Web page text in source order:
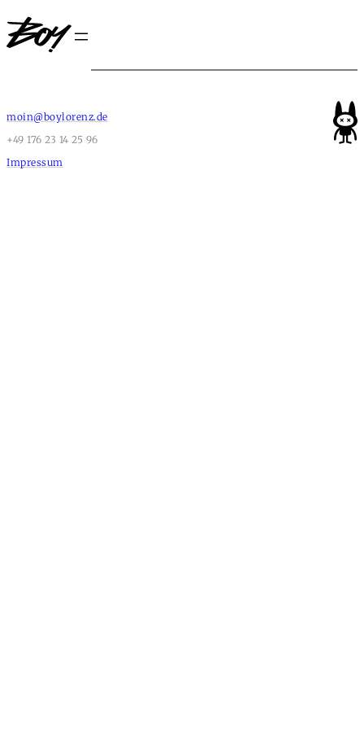
moin@boylorenz.de
+49 176 23 14 25 96
Impressum